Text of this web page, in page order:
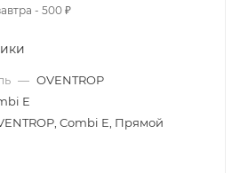
- 500 ₽
— OVENTROP
E
Combi E, Прямой